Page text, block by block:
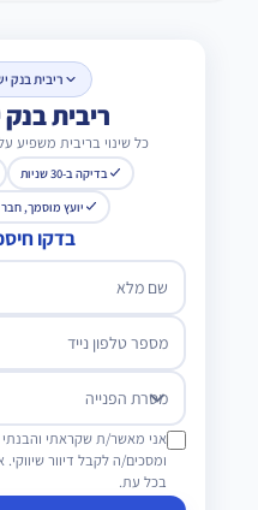
ריבית בנק
ריבית
כל שינוי בריבית משפיע
בדיקה ב-30 שניות
יועץ מוסמך,
בדקו
שם מלא
מספר טלפון נייד
מטרת הפנייה
אני מאשר/ת שקראתי
ומסכים/ה לקבל דיוור
בכל עת.